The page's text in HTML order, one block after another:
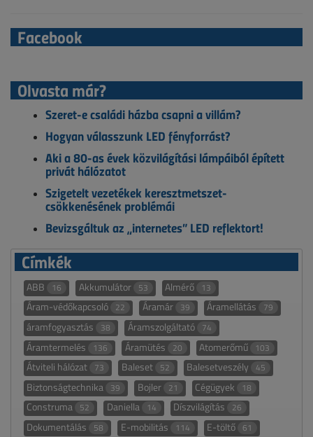
Facebook
Olvasta már?
Szeret-e családi házba csapni a villám?
Hogyan válasszunk LED fényforrást?
Aki a 80-as évek közvilágítási lámpáiból épített
privát hálózatot
Szigetelt vezetékek keresztmetszet-
csökkenésének problémái
Bevizsgáltuk az „internetes” LED reflektort!
Címkék
ABB 16 Akkumulátor 53 Almérő 13
Áram-védőkapcsoló 22 Áramár 39 Áramellátás 79
áramfogyasztás 38 Áramszolgáltató 74
Áramtermelés 136 Áramütés 20 Atomerőmű 103
Átviteli hálózat 73 Baleset 52 Balesetveszély 45
Biztonságtechnika 39 Bojler 21 Cégügyek 18
Construma 52 Daniella 14 Díszvilágítás 26
Dokumentálás 58 E-mobilitás 114 E-töltő 61